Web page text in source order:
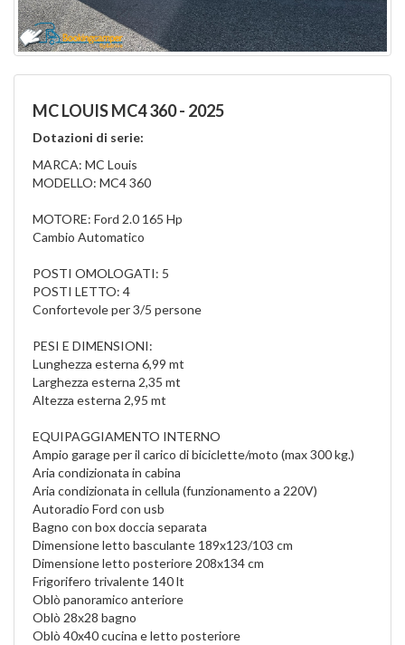
MC LOUIS MC4 360 - 2025
Dotazioni di serie:
MARCA: MC Louis
MODELLO: MC4 360
MOTORE: Ford 2.0 165 Hp
Cambio Automatico
POSTI OMOLOGATI: 5
POSTI LETTO: 4
Confortevole per 3/5 persone
PESI E DIMENSIONI:
Lunghezza esterna 6,99 mt
Larghezza esterna 2,35 mt
Altezza esterna 2,95 mt
EQUIPAGGIAMENTO INTERNO
Ampio garage per il carico di biciclette/moto (max 300 kg.)
Aria condizionata in cabina
Aria condizionata in cellula (funzionamento a 220V)
Autoradio Ford con usb
Bagno con box doccia separata
Dimensione letto basculante 189x123/103 cm
Dimensione letto posteriore 208x134 cm
Frigorifero trivalente 140 lt
Oblò panoramico anteriore
Oblò 28x28 bagno
Oblò 40x40 cucina e letto posteriore